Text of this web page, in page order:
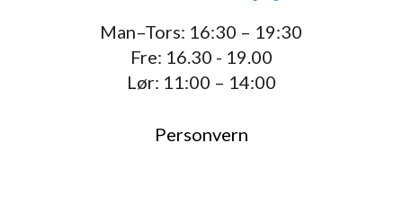
Man–Tors: 16:30 – 19:30
Fre: 16.30 - 19.00
Lør: 11:00 – 14:00
Personvern